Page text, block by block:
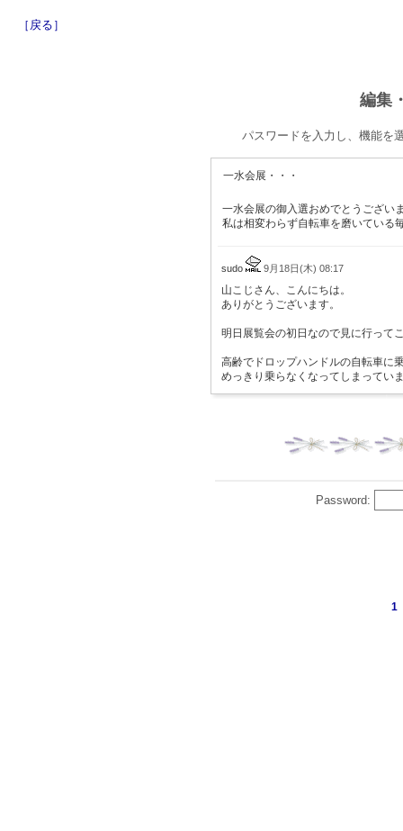
［戻る］
編集
パスワードを入力し、機能を
一水会展・・・
一水会展の御入選おめでとうござい
私は相変わらず自転車を磨いている
sudo 9月18日(木) 08:17
山こじさん、こんにちは。
ありがとうございます。
明日展覧会の初日なので見に行って
高齢でドロップハンドルの自転車に
めっきり乗らなくなってしまってい
Password:
1